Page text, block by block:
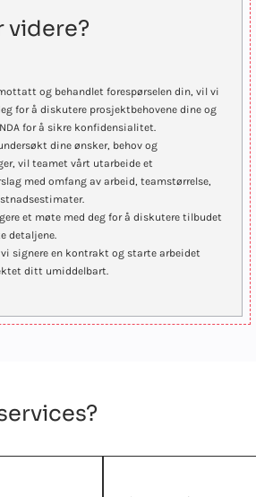
videre?
og behandlet forespørselen din, vil vi
for å diskutere prosjektbehovene dine og
for å sikre konfidensialitet.
dine ønsker, behov og
vil teamet vårt utarbeide et
med omfang av arbeid, teamstørrelse,
et møte med deg for å diskutere tilbudet
detaljene.
signere en kontrakt og starte arbeidet
ditt umiddelbart.